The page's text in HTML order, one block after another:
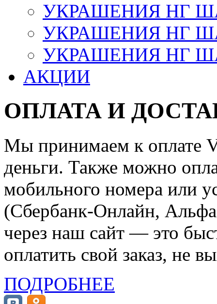
УКРАШЕНИЯ НГ
УКРАШЕНИЯ НГ
УКРАШЕНИЯ НГ
АКЦИИ
ОПЛАТА И
Мы принимаем к оплате
деньги. Также можно
мобильного номера или
(Сбербанк-Онлайн,
через наш сайт — это
оплатить свой заказ, не
ПОДРОБНЕЕ